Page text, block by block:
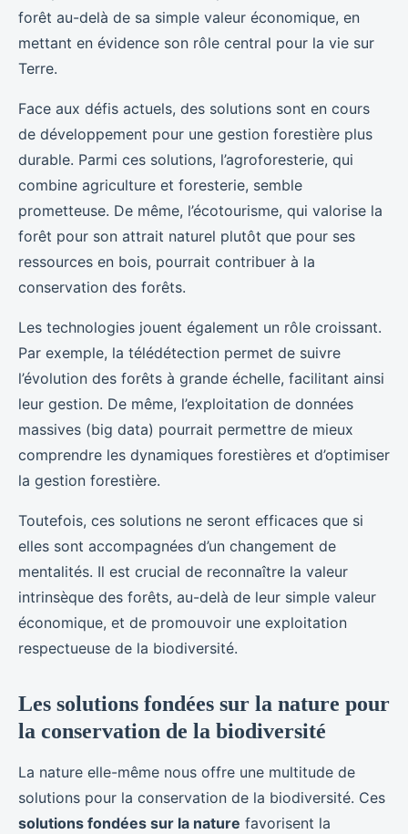
forêt au-delà de sa simple valeur économique, en
mettant en évidence son rôle central pour la vie sur
Terre.
Face aux défis actuels, des solutions sont en cours
de développement pour une gestion forestière plus
durable. Parmi ces solutions, l’agroforesterie, qui
combine agriculture et foresterie, semble
prometteuse. De même, l’écotourisme, qui valorise la
forêt pour son attrait naturel plutôt que pour ses
ressources en bois, pourrait contribuer à la
conservation des forêts.
Les technologies jouent également un rôle croissant.
Par exemple, la télédétection permet de suivre
l’évolution des forêts à grande échelle, facilitant ainsi
leur gestion. De même, l’exploitation de données
massives (big data) pourrait permettre de mieux
comprendre les dynamiques forestières et d’optimiser
la gestion forestière.
Toutefois, ces solutions ne seront efficaces que si
elles sont accompagnées d’un changement de
mentalités. Il est crucial de reconnaître la valeur
intrinsèque des forêts, au-delà de leur simple valeur
économique, et de promouvoir une exploitation
respectueuse de la biodiversité.
Les solutions fondées sur la nature pour
la conservation de la biodiversité
La nature elle-même nous offre une multitude de
solutions pour la conservation de la biodiversité. Ces
solutions fondées sur la nature favorisent la